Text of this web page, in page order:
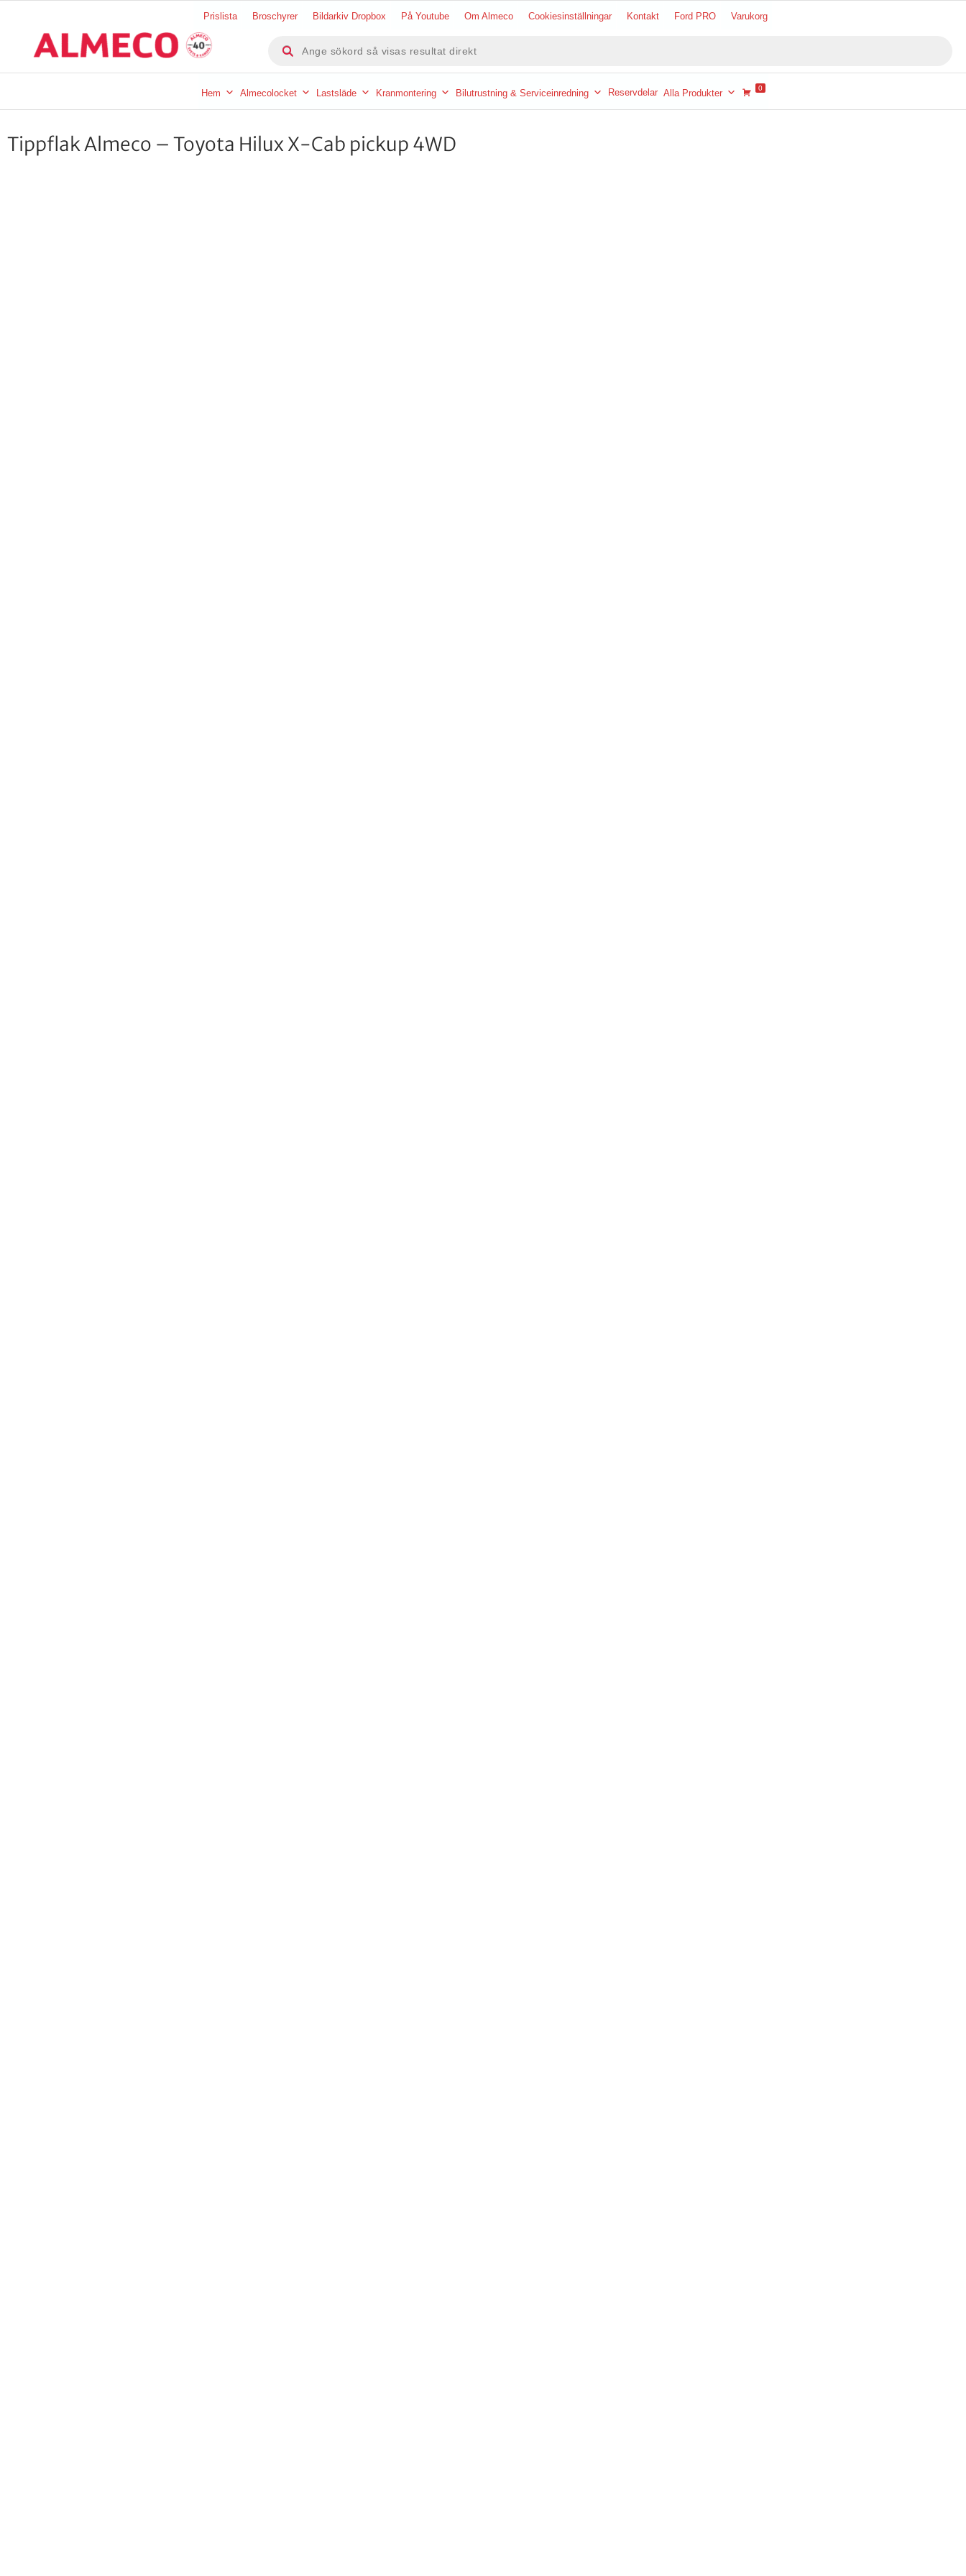
innehåll
Prislista Broschyrer Bildarkiv Dropbox På Youtube Om Almeco Cookiesinställningar Kontakt Ford PRO Varukorg
Hem Almecolocket Lastsläde Kranmontering Bilutrustning & Serviceinredning Reservdelar Alla Produkter 0
Tippflak Almeco – Toyota Hilux X-Cab pickup 4WD